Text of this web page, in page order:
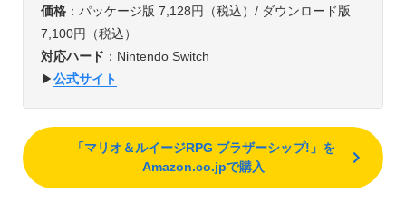
価格：パッケージ版 7,128円（税込）/ ダウンロード版
7,100円（税込）
対応ハード ：Nintendo Switch
▶︎公式サイト
「マリオ＆ルイージRPG ブラザーシップ!」を
Amazon.co.jpで購入